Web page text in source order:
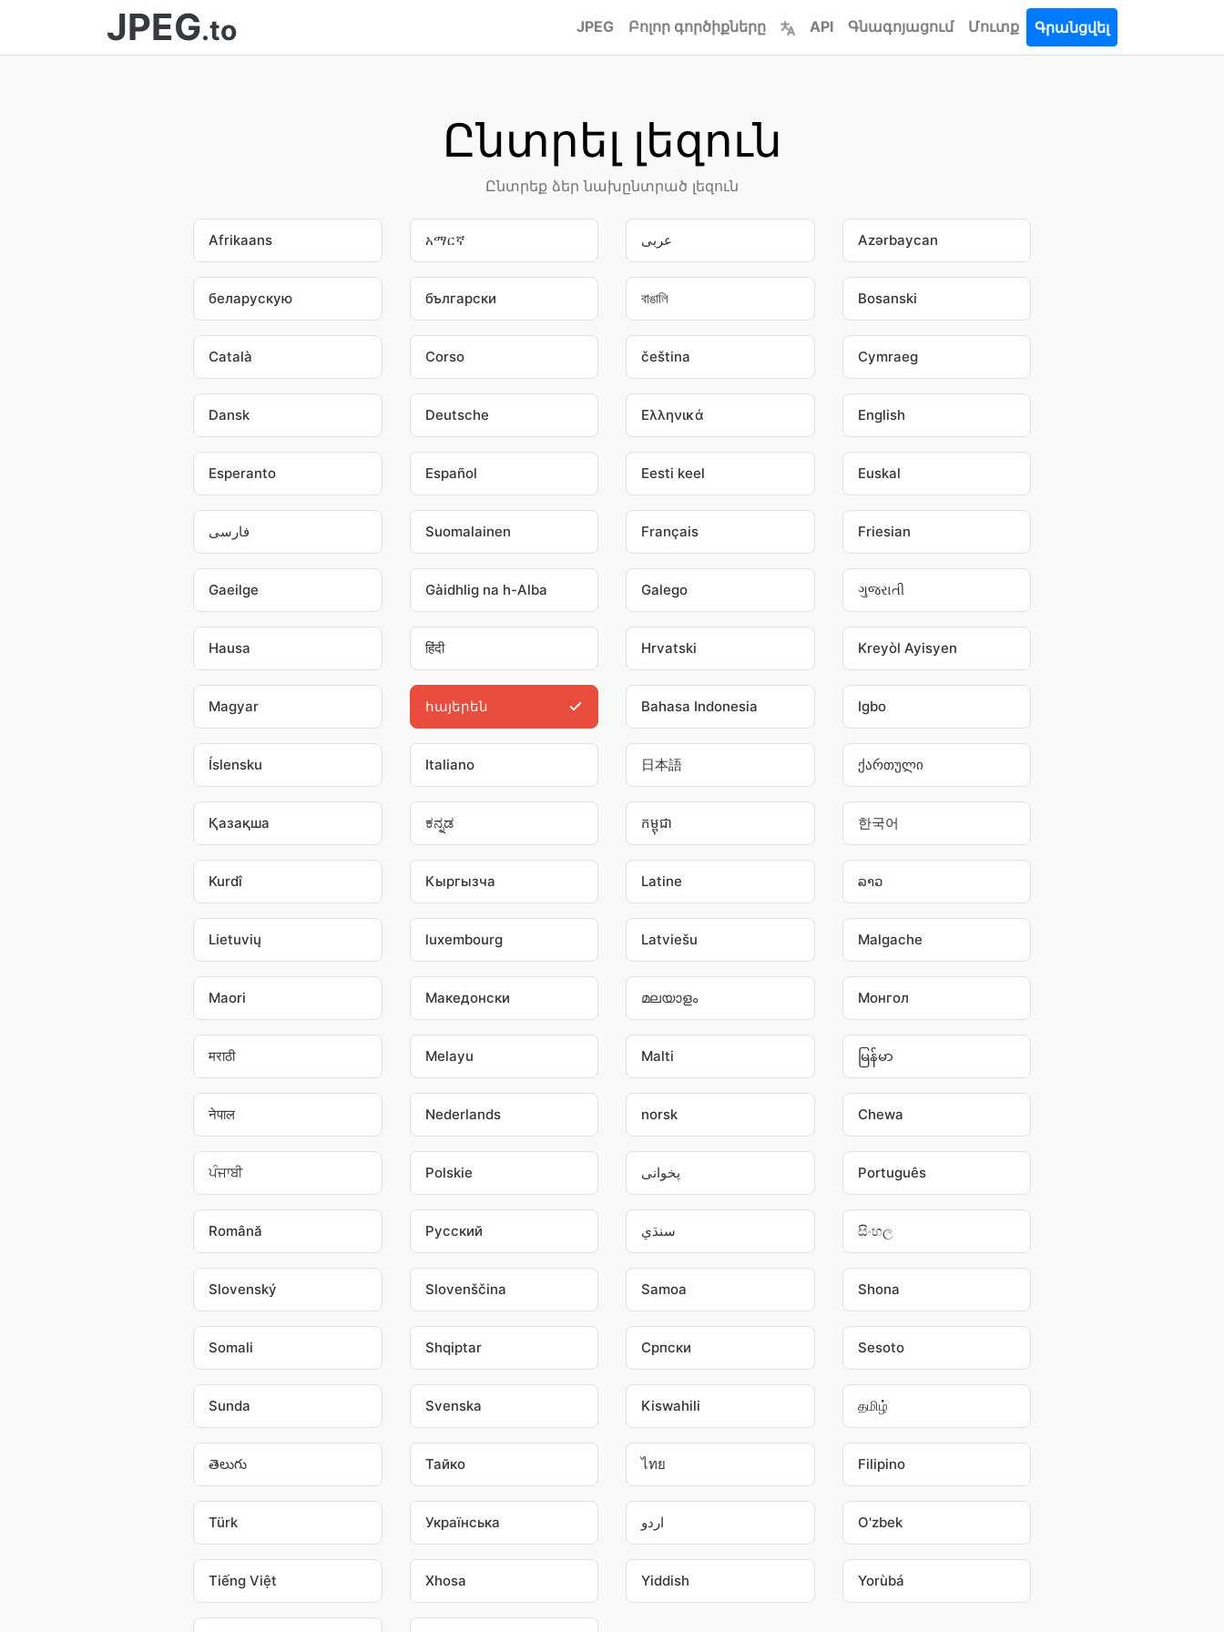
JPEG.to JPEG Բոլոր գործիքները API Գնագոյացում Մուտք Գրանցվել
Ընտրել լեզուն
Ընտրեք ձեր նախընտրած լեզուն
Afrikaans አማርኛ عربى Azərbaycan
беларускую български বাঙালি Bosanski
Català Corso čeština Cymraeg
Dansk Deutsche Ελληνικά English
Esperanto Español Eesti keel Euskal
فارسی Suomalainen Français Friesian
Gaeilge Gàidhlig na h-Alba Galego ગુજરાતી
Hausa हिंदी Hrvatski Kreyòl Ayisyen
Magyar հայերեն Bahasa Indonesia Igbo
Íslensku Italiano 日本語 ქართული
Қазақша ಕನ್ನಡ កម្ពុជា 한국어
Kurdî Кыргызча Latine ລາວ
Lietuvių luxembourg Latviešu Malgache
Maori Македонски മലയാളം Монгол
मराठी Melayu Malti မြန်မာ
नेपाल Nederlands norsk Chewa
ਪੰਜਾਬੀ Polskie پخوانی Português
Română Pусский سنڌي සිංහල
Slovenský Slovenščina Samoa Shona
Somali Shqiptar Српски Sesoto
Sunda Svenska Kiswahili தமிழ்
తెలుగు Тайко ไทย Filipino
Türk Українська اردو O'zbek
Tiếng Việt Xhosa Yiddish Yorùbá